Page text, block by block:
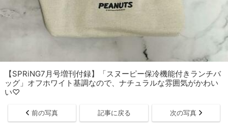
【SPRiNG7月号増刊付録】「スヌーピー保冷機能付きランチバ
ッグ」オフホワイト基調なので、ナチュラルな雰囲気がかわい
い♡
前の写真 記事に戻る 次の写真